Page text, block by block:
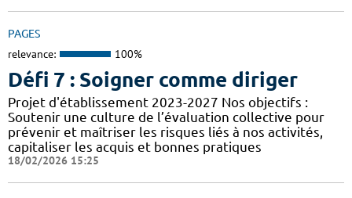
PAGES
relevance: 100%
Défi 7 : Soigner comme diriger
Projet d'établissement 2023-2027 Nos objectifs :
Soutenir une culture de l’évaluation collective pour
prévenir et maîtriser les risques liés à nos activités,
capitaliser les acquis et bonnes pratiques
18/02/2026 15:25